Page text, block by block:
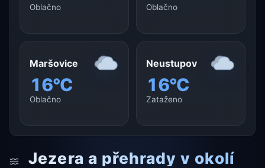
Oblačno Oblačno
Maršovice
16°C
Oblačno
Neustupov
16°C
Zataženo
Jezera a přehrady v okolí